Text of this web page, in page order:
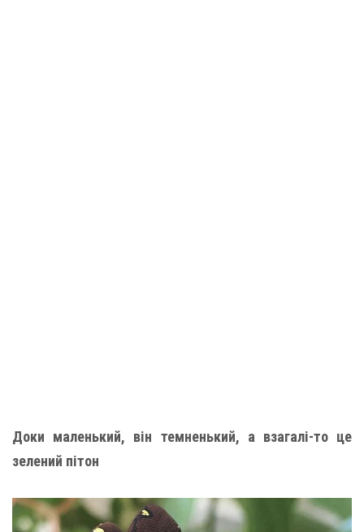
Доки маленький, він темненький, а взагалі-то це
зелений пітон